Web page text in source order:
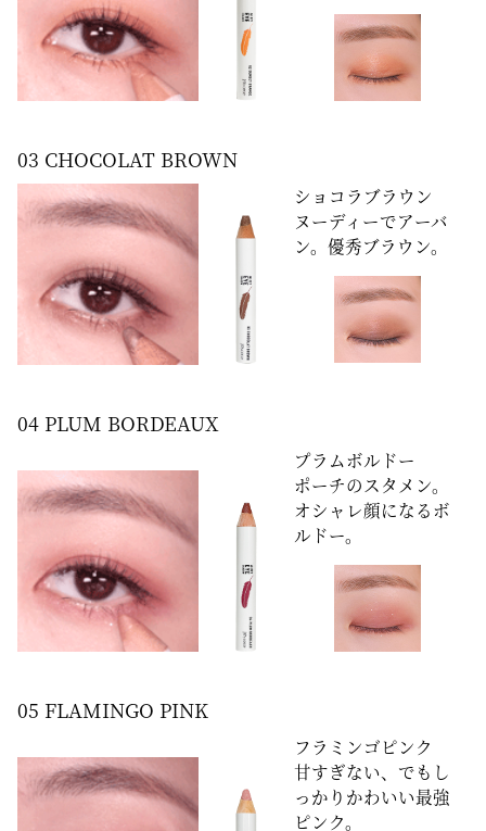
03 CHOCOLAT BROWN
ショコラブラウン
ヌーディーでアーバ
ン。優秀ブラウン。
04 PLUM BORDEAUX
プラムボルドー
ポーチのスタメン。
オシャレ顔になるボ
ルドー。
05 FLAMINGO PINK
フラミンゴピンク
甘すぎない、でもし
っかりかわいい最強
ピンク。